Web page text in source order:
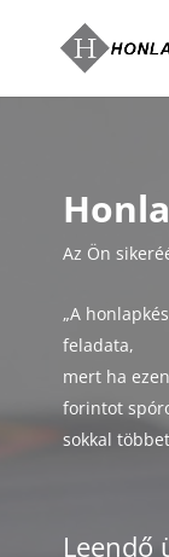
Az Ön
„A
feladata,
mert ha
forintot
sokkal
Leendő